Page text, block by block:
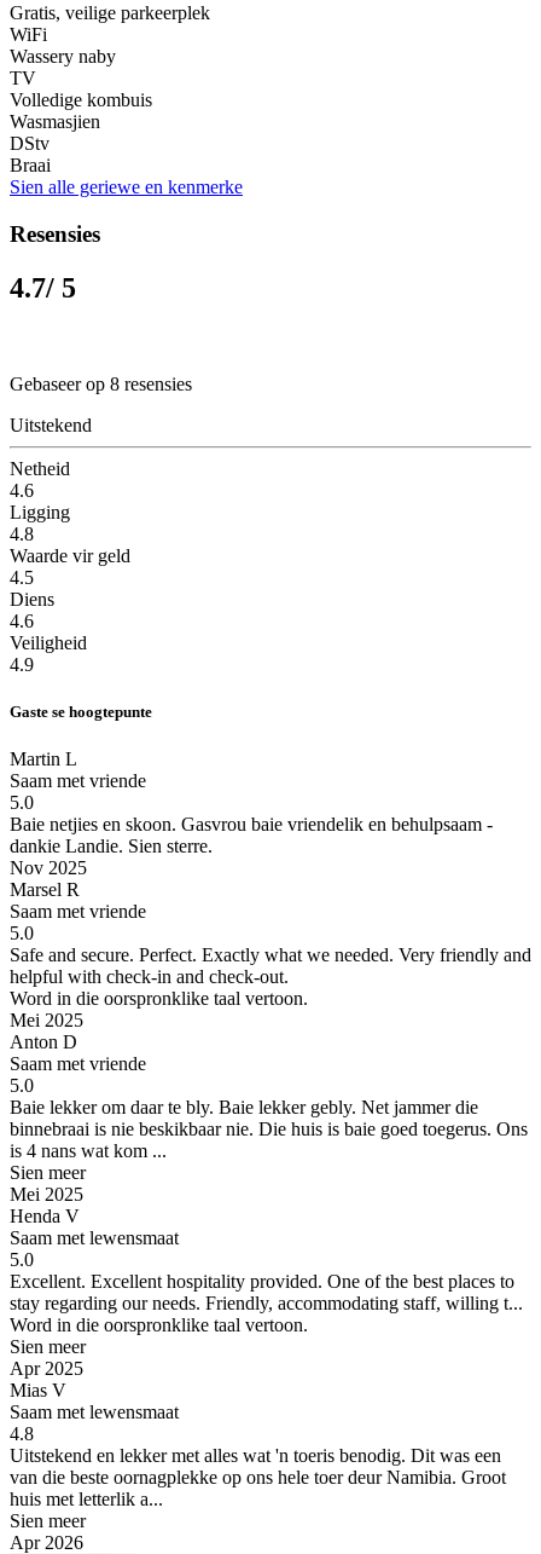
Gratis, veilige parkeerplek
WiFi
Wassery naby
TV
Volledige kombuis
Wasmasjien
DStv
Braai
Sien alle geriewe en kenmerke
Resensies
4.7/ 5
Gebaseer op 8 resensies
Uitstekend
Netheid
4.6
Ligging
4.8
Waarde vir geld
4.5
Diens
4.6
Veiligheid
4.9
Gaste se hoogtepunte
Martin L
Saam met vriende
5.0
Baie netjies en skoon. Gasvrou baie vriendelik en behulpsaam -
dankie Landie. Sien sterre.
Nov 2025
Marsel R
Saam met vriende
5.0
Safe and secure. Perfect. Exactly what we needed. Very friendly and
helpful with check-in and check-out.
Word in die oorspronklike taal vertoon.
Mei 2025
Anton D
Saam met vriende
5.0
Baie lekker om daar te bly. Baie lekker gebly. Net jammer die
binnebraai is nie beskikbaar nie. Die huis is baie goed toegerus. Ons
is 4 nans wat kom ...
Sien meer
Mei 2025
Henda V
Saam met lewensmaat
5.0
Excellent. Excellent hospitality provided. One of the best places to
stay regarding our needs. Friendly, accommodating staff, willing t...
Word in die oorspronklike taal vertoon.
Sien meer
Apr 2025
Mias V
Saam met lewensmaat
4.8
Uitstekend en lekker met alles wat 'n toeris benodig. Dit was een
van die beste oornagplekke op ons hele toer deur Namibia. Groot
huis met letterlik a...
Sien meer
Apr 2026